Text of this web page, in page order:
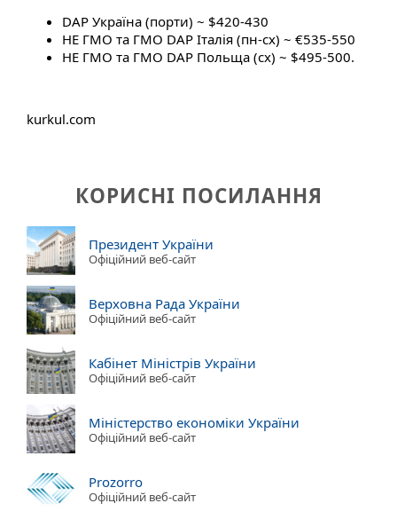
DAP Україна (порти) ~ $420-430
НЕ ГМО та ГМО DAP Італія (пн-сх) ~ €535-550
НЕ ГМО та ГМО DAP Польща (сх) ~ $495-500.
kurkul.com
КОРИСНІ ПОСИЛАННЯ
Президент України
Офіційний веб-сайт
Верховна Рада України
Офіційний веб-сайт
Кабінет Міністрів України
Офіційний веб-сайт
Міністерство економіки України
Офіційний веб-сайт
Prozorro
Офіційний веб-сайт